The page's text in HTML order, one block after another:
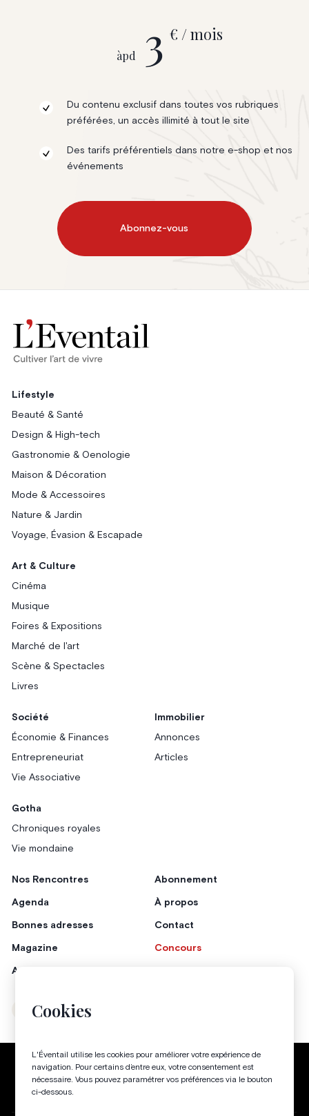
Cookies
L'Éventail utilise les cookies pour améliorer votre expérience de
navigation. Pour certains d’entre eux, votre consentement est
nécessaire. Vous pouvez paramétrer vos préférences via le bouton
ci-dessous.
àpd 3 € / mois
Du contenu exclusif dans toutes vos rubriques
préférées, un accès illimité à tout le site
Des tarifs préférentiels dans notre e-shop et nos
événements
Abonnez-vous
Lifestyle
Beauté & Santé
Design & High-tech
Gastronomie & Oenologie
Maison & Décoration
Mode & Accessoires
Nature & Jardin
Voyage, Évasion & Escapade
Art & Culture
Cinéma
Musique
Foires & Expositions
Marché de l'art
Scène & Spectacles
Livres
Société
Économie & Finances
Entrepreneuriat
Vie Associative
Immobilier
Annonces
Articles
Gotha
Chroniques royales
Vie mondaine
Nos Rencontres
Agenda
Bonnes adresses
Magazine
Annonceurs
Abonnement
À propos
Contact
Concours
Instagram
Politique de confidentialité Conditions générales
Gestion des cookies